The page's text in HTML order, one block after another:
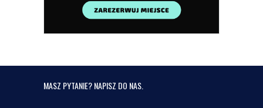
MASZ PYTANIE? NAPISZ DO NAS.